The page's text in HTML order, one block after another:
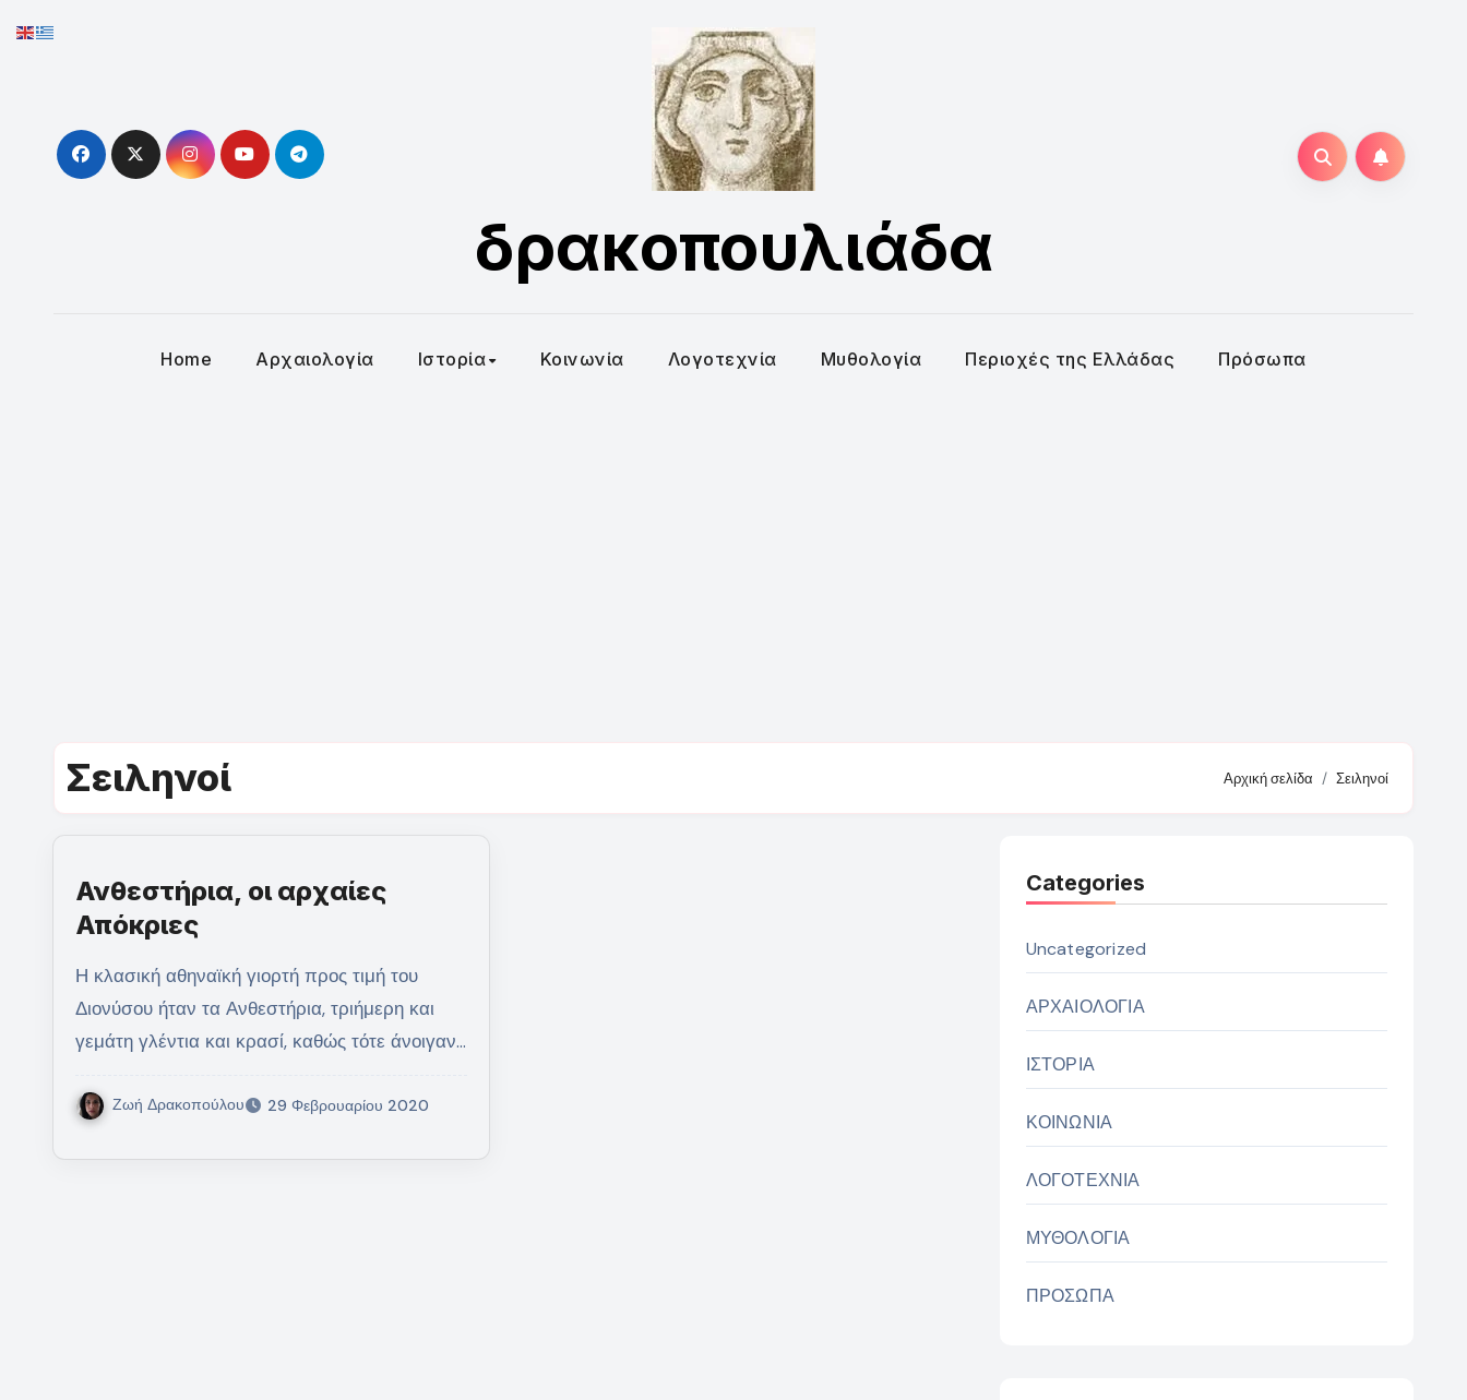
to
δρακοπουλιάδα
Home Αρχαιολογία Ιστορία Κοινωνία Λογοτεχνία Μυθολογία Περιοχές της Ελλάδας Πρόσωπα
Σειληνοί Αρχική σελίδα Σειληνοί
Ανθεστήρια, οι αρχαίες
Απόκριες
Η κλασική αθηναϊκή γιορτή προς τιμή του
Διονύσου ήταν τα Ανθεστήρια, τριήμερη και
γεμάτη γλέντια και κρασί, καθώς τότε άνοιγαν…
Ζωή Δρακοπούλου 29 Φεβρουαρίου 2020
Categories
Uncategorized
ΑΡΧΑΙΟΛΟΓΙΑ
ΙΣΤΟΡΙΑ
ΚΟΙΝΩΝΙΑ
ΛΟΓΟΤΕΧΝΙΑ
ΜΥΘΟΛΟΓΙΑ
ΠΡΟΣΩΠΑ